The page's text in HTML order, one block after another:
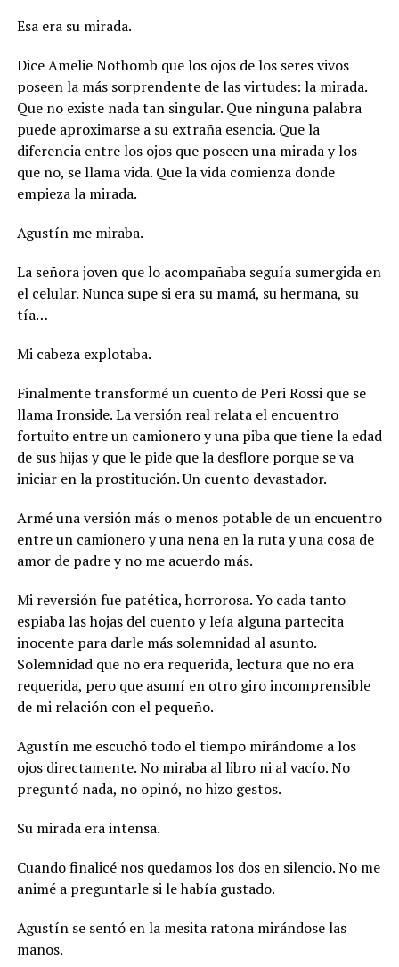
Esa era su mirada.
Dice Amelie Nothomb que los ojos de los seres vivos
poseen la más sorprendente de las virtudes: la mirada.
Que no existe nada tan singular. Que ninguna palabra
puede aproximarse a su extraña esencia. Que la
diferencia entre los ojos que poseen una mirada y los
que no, se llama vida. Que la vida comienza donde
empieza la mirada.
Agustín me miraba.
La señora joven que lo acompañaba seguía sumergida en
el celular. Nunca supe si era su mamá, su hermana, su
tía…
Mi cabeza explotaba.
Finalmente transformé un cuento de Peri Rossi que se
llama Ironside. La versión real relata el encuentro
fortuito entre un camionero y una piba que tiene la edad
de sus hijas y que le pide que la desflore porque se va
iniciar en la prostitución. Un cuento devastador.
Armé una versión más o menos potable de un encuentro
entre un camionero y una nena en la ruta y una cosa de
amor de padre y no me acuerdo más.
Mi reversión fue patética, horrorosa. Yo cada tanto
espiaba las hojas del cuento y leía alguna partecita
inocente para darle más solemnidad al asunto.
Solemnidad que no era requerida, lectura que no era
requerida, pero que asumí en otro giro incomprensible
de mi relación con el pequeño.
Agustín me escuchó todo el tiempo mirándome a los
ojos directamente. No miraba al libro ni al vacío. No
preguntó nada, no opinó, no hizo gestos.
Su mirada era intensa.
Cuando finalicé nos quedamos los dos en silencio. No me
animé a preguntarle si le había gustado.
Agustín se sentó en la mesita ratona mirándose las
manos.